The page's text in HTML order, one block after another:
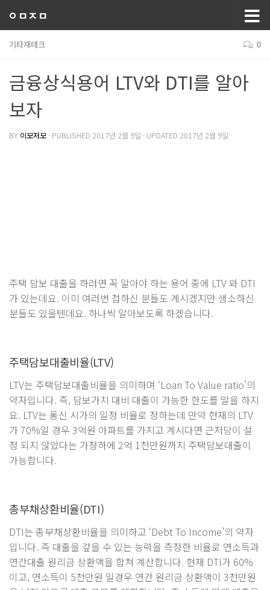
ㅇㅁㅈㅁ
기타재테크 0
금융상식용어 LTV와 DTI를 알아
보자
BY 이모저모 · PUBLISHED 2017년 2월 9일 · UPDATED 2017년 2월 9일
주택 담보 대출을 하려면 꼭 알아야 하는 용어 중에 LTV 와 DTI
가 있는데요. 이미 여러번 접하신 분들도 계시겠지만 생소하신
분들도 있을텐데요. 하나씩 알아보도록 하겠습니다.
주택담보대출비율(LTV)
LTV는 주택담보대출비율을 의미하며 ‘Loan To Value ratio’의
약자입니다. 즉, 담보가치 대비 대출이 가능한 한도를 말을 하지
요. LTV는 통신 시가의 일정 비율로 정하는데 만약 현재의 LTV
가 70%일 경우 3억원 아파트를 가지고 계시다면 근저당이 설
정 되지 않았다는 가정하에 2억 1천만원까지 주택담보대출이
가능합니다.
총부채상환비율(DTI)
DTI는 총부채상환비율을 의미하고 ‘Debt To Income’의 약자
입니다. 즉 대출을 갚을 수 있는 능력을 측정한 비율로 연소득과
연간대출 원리금 상환액을 합쳐 계산합니다. 현재 DTI가 60%
이고, 연소득이 5천만원 일경우 연간 원리금 상환액이 3천만원